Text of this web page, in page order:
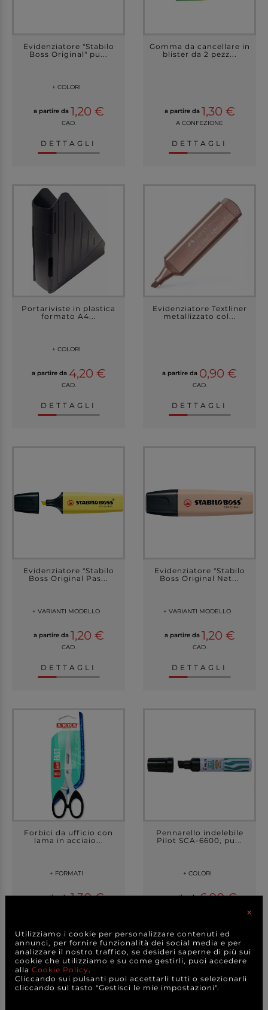
Evidenziatore "Stabilo
Boss Original" pu...
+ COLORI
a partire da 1,20 €
CAD.
DETTAGLI
Gomma da cancellare in
blister da 2 pezz...
a partire da 1,30 €
A CONFEZIONE
DETTAGLI
Portariviste in plastica
formato A4...
+ COLORI
a partire da 4,20 €
CAD.
DETTAGLI
Evidenziatore Textliner
metallizzato col...
a partire da 0,90 €
CAD.
DETTAGLI
Evidenziatore "Stabilo
Boss Original Pas...
+ VARIANTI MODELLO
a partire da 1,20 €
CAD.
DETTAGLI
Evidenziatore "Stabilo
Boss Original Nat...
+ VARIANTI MODELLO
a partire da 1,20 €
CAD.
DETTAGLI
Forbici da ufficio con
lama in acciaio...
+ FORMATI
a partire da1,30 €
DETTAGLI
Pennarello indelebile
Pilot SCA-6600, pu...
+ COLORI
a partire da6,90 €
DETTAGLI
×
Utilizziamo i cookie per personalizzare contenuti ed
annunci, per fornire funzionalità dei social media e per
analizzare il nostro traffico, se desideri saperne di più sui
cookie che utilizziamo e su come gestirli, puoi accedere
alla Cookie Policy.
Cliccando sui pulsanti puoi accettarli tutti o selezionarli
cliccando sul tasto "Gestisci le mie impostazioni".